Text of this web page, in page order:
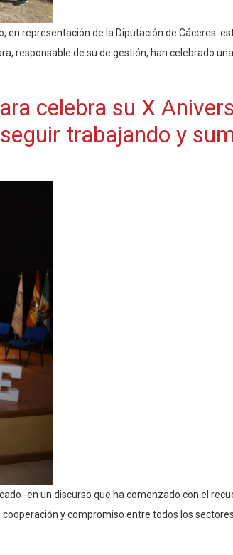
representación de la Diputación de Cáceres.
responsable de su de gestión, han celebrado
celebra su X
trabajando y
-en un discurso que ha comenzado con el
y compromiso entre todos los